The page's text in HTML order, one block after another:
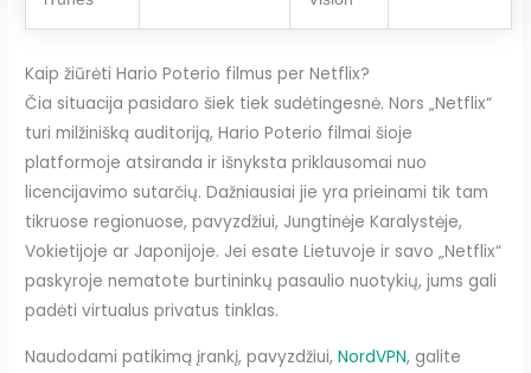
Kaip žiūrėti Hario Poterio filmus per Netflix?
Čia situacija pasidaro šiek tiek sudėtingesnė. Nors „Netflix“
turi milžinišką auditoriją, Hario Poterio filmai šioje
platformoje atsiranda ir išnyksta priklausomai nuo
licencijavimo sutarčių. Dažniausiai jie yra prieinami tik tam
tikruose regionuose, pavyzdžiui, Jungtinėje Karalystėje,
Vokietijoje ar Japonijoje. Jei esate Lietuvoje ir savo „Netflix“
paskyroje nematote burtininkų pasaulio nuotykių, jums gali
padėti virtualus privatus tinklas.
Naudodami patikimą įrankį, pavyzdžiui,NordVPN, galite